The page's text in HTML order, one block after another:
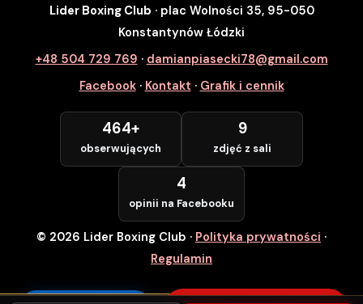
SZYBKI ZAPIS
Zapisz się na wybrane zajęcia
Numer Telefonu *
POTWIERDZAM — WCHODZĘ ZA
DARMO
Lider Boxing Club · plac Wolności 35, 95-050
Konstantynów Łódzki
+48 504 729 769 · damianpiasecki78@gmail.com
Facebook· Kontakt · Grafik i cennik
464+
obserwujących
9
zdjęć z sali
4
opinii na Facebooku
© 2026 Lider Boxing Club · Polityka prywatności ·
Regulamin